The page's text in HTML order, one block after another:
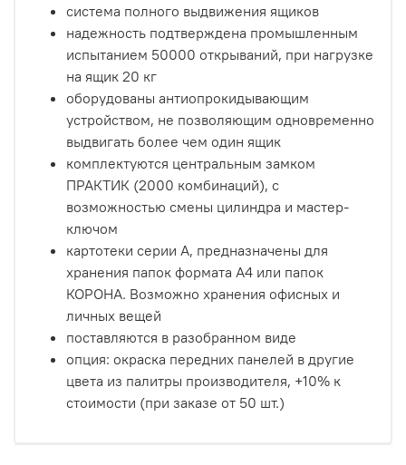
система полного выдвижения ящиков
надежность подтверждена промышленным
испытанием 50000 открываний, при нагрузке
на ящик 20 кг
оборудованы антиопрокидывающим
устройством, не позволяющим одновременно
выдвигать более чем один ящик
комплектуются центральным замком
ПРАКТИК (2000 комбинаций), с
возможностью смены цилиндра и мастер-
ключом
картотеки серии А, предназначены для
хранения папок формата А4 или папок
КОРОНА. Возможно хранения офисных и
личных вещей
поставляются в разобранном виде
опция: окраска передних панелей в другие
цвета из палитры производителя, +10% к
стоимости (при заказе от 50 шт.)